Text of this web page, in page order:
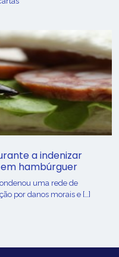
a indenizar
hambúrguer
uma rede de
por danos morais e […]